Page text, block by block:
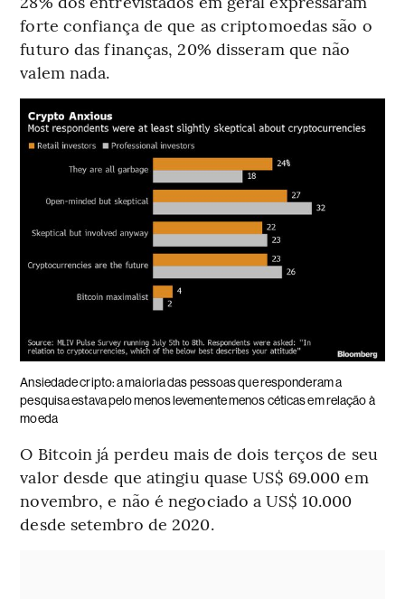
forte confiança de que as criptomoedas são o
futuro das finanças, 20% disseram que não
valem nada.
Ansiedade cripto: a maioria das pessoas que responderam a
pesquisa estava pelo menos levemente menos céticas em relação à
moeda
O Bitcoin já perdeu mais de dois terços de seu
valor desde que atingiu quase US$ 69.000 em
novembro, e não é negociado a US$ 10.000
desde setembro de 2020.